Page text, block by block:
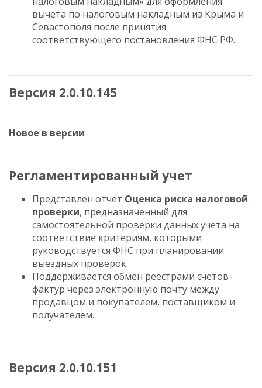
вычета по налоговым накладным из Крыма и
Севастополя после принятия
соответствующего постановления ФНС РФ.
Версия 2.0.10.145
Новое в версии
Регламентированный учет
Представлен отчет Оценка риска налоговой
проверки, предназначенный для
самостоятельной проверки данных учета на
соответствие критериям, которыми
руководствуется ФНС при планировании
выездных проверок.
Поддерживается обмен реестрами счетов-
фактур через электронную почту между
продавцом и покупателем, поставщиком и
получателем.
Версия 2.0.10.151